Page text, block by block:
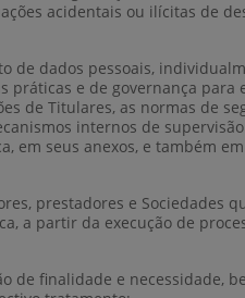
acidentais ou ilícitas de
de dados pessoais,
práticas e de governança para
de Titulares, as normas de
internos de
em seus anexos, e também
prestadores e Sociedades
a partir da execução de
de finalidade e necessidade,